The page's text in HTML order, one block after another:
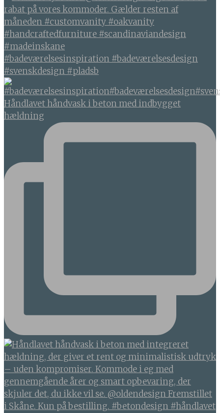
#badeværelsesinspiration #badeværelsesdesign
#svenskdesign #pladsb
Håndlavet håndvask i beton med indbygget
hældning